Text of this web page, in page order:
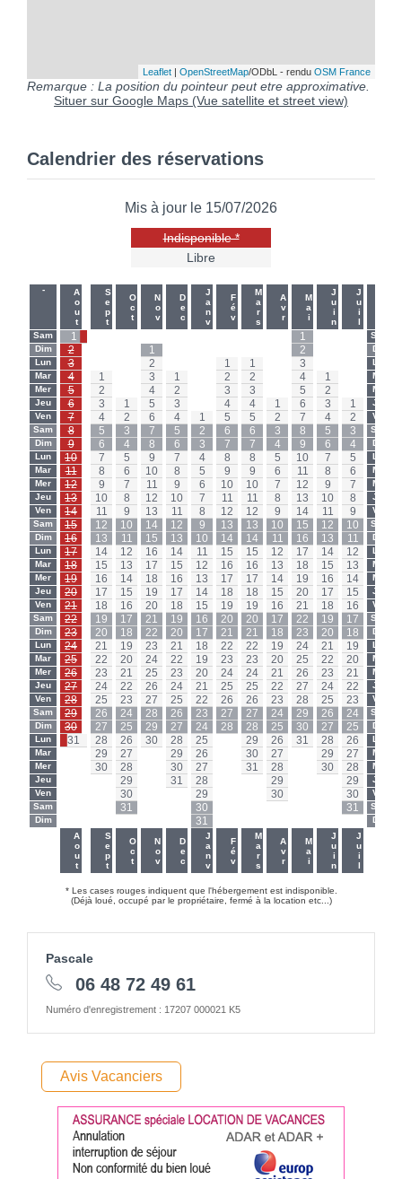
Leaflet | OpenStreetMap/ODbL - rendu OSM France
Remarque : La position du pointeur peut etre approximative.
Situer sur Google Maps (Vue satellite et street view)
Calendrier des réservations
Mis à jour le 15/07/2026
Indisponible *
Libre
-
Sam
Dim
Lun
Mar
Mer
Jeu
Ven
Sam
Dim
Lun
Mar
Mer
Jeu
Ven
Sam
Dim
Lun
Mar
Mer
Jeu
Ven
Sam
Dim
Lun
Mar
Mer
Jeu
Ven
Sam
Dim
Lun
Mar
Mer
Jeu
Ven
Sam
Dim
Aout
1
2
3
4
5
6
7
8
9
10
11
12
13
14
15
16
17
18
19
20
21
22
23
24
25
26
27
28
29
30
31
Aout
Sept
1
2
3
4
5
6
7
8
9
10
11
12
13
14
15
16
17
18
19
20
21
22
23
24
25
26
27
28
29
30
Sept
Oct
1
2
3
4
5
6
7
8
9
10
11
12
13
14
15
16
17
18
19
20
21
22
23
24
25
26
27
28
29
30
31
Oct
Nov
1
2
3
4
5
6
7
8
9
10
11
12
13
14
15
16
17
18
19
20
21
22
23
24
25
26
27
28
29
30
Nov
Dec
1
2
3
4
5
6
7
8
9
10
11
12
13
14
15
16
17
18
19
20
21
22
23
24
25
26
27
28
29
30
31
Dec
Janv
1
2
3
4
5
6
7
8
9
10
11
12
13
14
15
16
17
18
19
20
21
22
23
24
25
26
27
28
29
30
31
Janv
Fév
1
2
3
4
5
6
7
8
9
10
11
12
13
14
15
16
17
18
19
20
21
22
23
24
25
26
27
28
Fév
Mars
1
2
3
4
5
6
7
8
9
10
11
12
13
14
15
16
17
18
19
20
21
22
23
24
25
26
27
28
29
30
31
Mars
Avr
1
2
3
4
5
6
7
8
9
10
11
12
13
14
15
16
17
18
19
20
21
22
23
24
25
26
27
28
29
30
Avr
Mai
1
2
3
4
5
6
7
8
9
10
11
12
13
14
15
16
17
18
19
20
21
22
23
24
25
26
27
28
29
30
31
Mai
Juin
1
2
3
4
5
6
7
8
9
10
11
12
13
14
15
16
17
18
19
20
21
22
23
24
25
26
27
28
29
30
Juin
Juil
1
2
3
4
5
6
7
8
9
10
11
12
13
14
15
16
17
18
19
20
21
22
23
24
25
26
27
28
29
30
31
Juil
Sam
Dim
Lun
Mar
Mer
Jeu
Ven
Sam
Dim
Lun
Mar
Mer
Jeu
Ven
Sam
Dim
Lun
Mar
Mer
Jeu
Ven
Sam
Dim
Lun
Mar
Mer
Jeu
Ven
Sam
Dim
Lun
Mar
Mer
Jeu
Ven
Sam
Dim
* Les cases rouges indiquent que l'hébergement est indisponible.
(Déjà loué, occupé par le propriétaire, fermé à la location etc...)
Pascale
06 48 72 49 61
Numéro d'enregistrement : 17207 000021 K5
Avis Vacanciers